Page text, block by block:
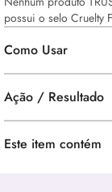
possui o selo Cruelty
Como Usar
Ação / Resultado
Este item contém